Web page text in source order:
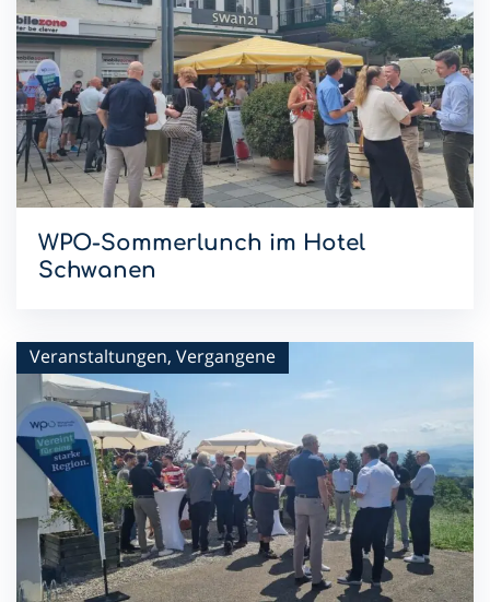
WPO-Sommerlunch im Hotel
Schwanen
Veranstaltungen, Vergangene